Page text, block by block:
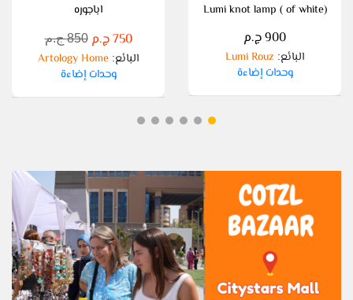
Lumi knot lamp ( of white)
900 ج.م
البائع:
Lumi Rouz
وحدات إضاءة
اباجوره
750 ج.م 850 ج.م
البائع:
Artology Home
وحدات إضاءة